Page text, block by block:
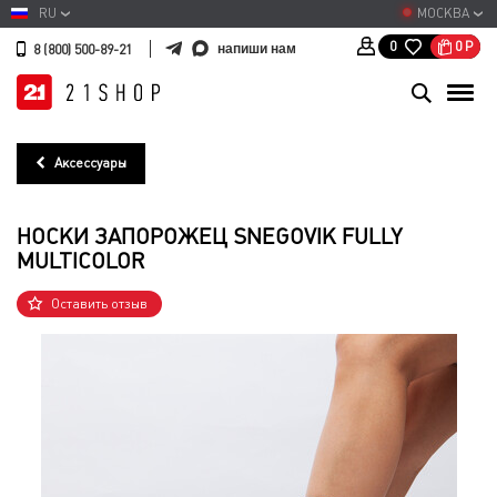
МОСКВА
RU
8 (800) 500-89-21 напиши нам 0 0 Р
Аксессуары
НОСКИ ЗАПОРОЖЕЦ SNEGOVIK FULLY
MULTICOLOR
Оставить отзыв